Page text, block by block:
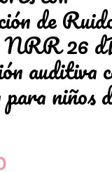
de
NRR 26
auditiva
niños